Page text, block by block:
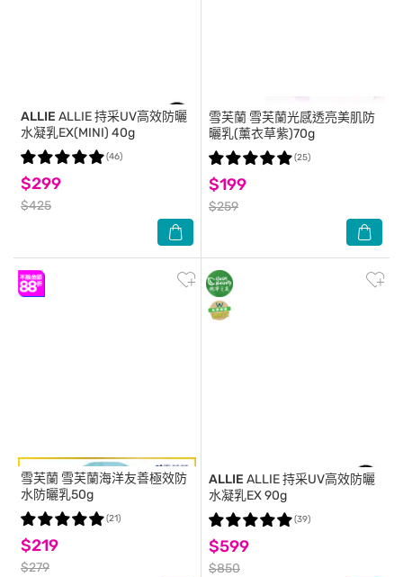
ALLIE ALLIE 持采UV高效防曬
水凝乳EX(MINI) 40g
$299
$425
(46)
雪芙蘭 雪芙蘭光感透亮美肌防
曬乳(薰衣草紫)70g
$199
$259
(25)
雪芙蘭 雪芙蘭海洋友善極效防
水防曬乳50g
$219
$279
(21)
ALLIE ALLIE 持采UV高效防曬
水凝乳EX 90g
$599
$850
(39)